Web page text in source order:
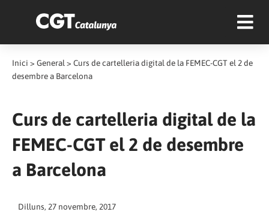
Inici > General > Curs de cartelleria digital de la FEMEC-CGT el 2 de
desembre a Barcelona
Curs de cartelleria digital de la
FEMEC-CGT el 2 de desembre
a Barcelona
Dilluns, 27 novembre, 2017